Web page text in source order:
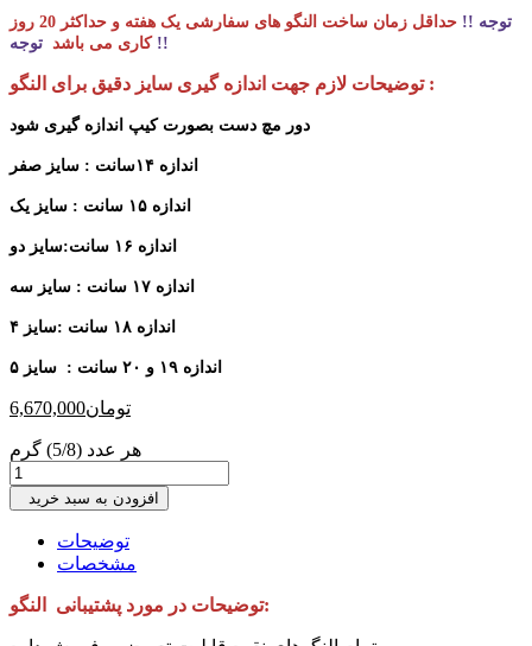
توجه !!
حداقل زمان ساخت النگو های سفارشی یک هفته و حداکثر 20 روز
کاری می باشدتوجه !!
توضیحات لازم جهت اندازه گیری سایز دقیق برای النگو :
اندازه ۱۹ و ۲۰ سانت : سایز ۵
6,670,000تومان
هر عدد (5/8) گرم
افزودن به سبد خرید
توضیحات
مشخصات
توضیحات در مورد پشتیبانی النگو: